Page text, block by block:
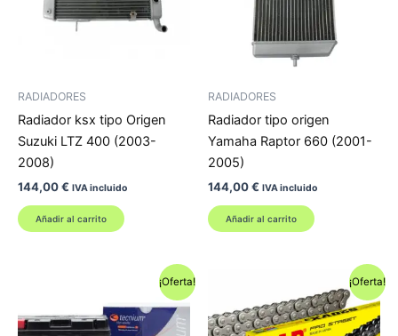
RADIADORES
Radiador ksx tipo Origen
Suzuki LTZ 400 (2003-
2008)
144,00€ IVA incluido
Añadir al carrito
RADIADORES
Radiador tipo origen
Yamaha Raptor 660 (2001-
2005)
144,00€ IVA incluido
Añadir al carrito
¡Oferta! ¡Oferta!